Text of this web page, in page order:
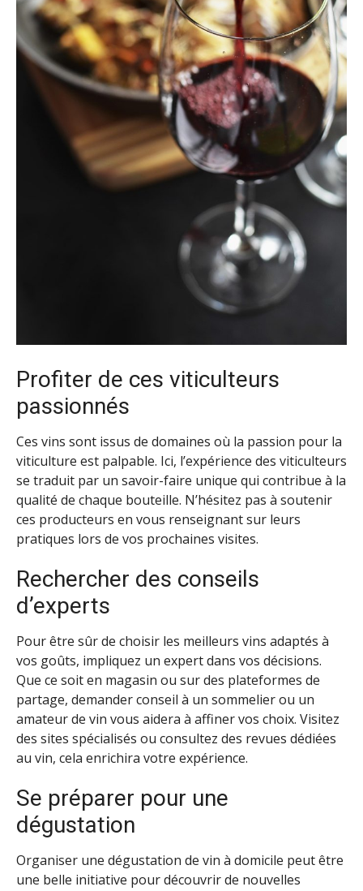
Profiter de ces viticulteurs
passionnés
Ces vins sont issus de domaines où la passion pour la
viticulture est palpable. Ici, l’expérience des viticulteurs
se traduit par un savoir-faire unique qui contribue à la
qualité de chaque bouteille. N’hésitez pas à soutenir
ces producteurs en vous renseignant sur leurs
pratiques lors de vos prochaines visites.
Rechercher des conseils
d’experts
Pour être sûr de choisir les meilleurs vins adaptés à
vos goûts, impliquez un expert dans vos décisions.
Que ce soit en magasin ou sur des plateformes de
partage, demander conseil à un sommelier ou un
amateur de vin vous aidera à affiner vos choix. Visitez
des sites spécialisés ou consultez des revues dédiées
au vin, cela enrichira votre expérience.
Se préparer pour une
dégustation
Organiser une dégustation de vin à domicile peut être
une belle initiative pour découvrir de nouvelles